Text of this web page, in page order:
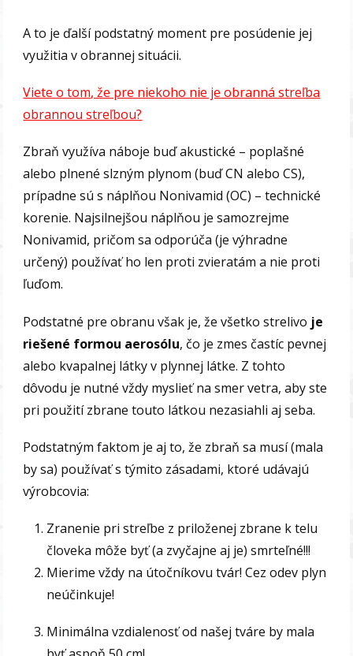
A to je ďalší podstatný moment pre posúdenie jej
využitia v obrannej situácii.
Viete o tom, že pre niekoho nie je obranná streľba
obrannou streľbou?
Zbraň využíva náboje buď akustické – poplašné
alebo plnené slzným plynom (buď CN alebo CS),
prípadne sú s náplňou Nonivamid (OC) – technické
korenie. Najsilnejšou náplňou je samozrejme
Nonivamid, pričom sa odporúča (je výhradne
určený) používať ho len proti zvieratám a nie proti
ľuďom.
Podstatné pre obranu však je, že všetko strelivo je
riešené formou aerosólu, čo je zmes častíc pevnej
alebo kvapalnej látky v plynnej látke. Z tohto
dôvodu je nutné vždy myslieť na smer vetra, aby ste
pri použití zbrane touto látkou nezasiahli aj seba.
Podstatným faktom je aj to, že zbraň sa musí (mala
by sa) používať s týmito zásadami, ktoré udávajú
výrobcovia:
Zranenie pri streľbe z priloženej zbrane k telu
človeka môže byť (a zvyčajne aj je) smrteľné!!!
Mierime vždy na útočníkovu tvár! Cez odev plyn
neúčinkuje!
Minimálna vzdialenosť od našej tváre by mala